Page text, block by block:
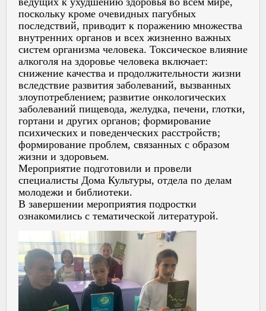
поскольку кроме очевидных пагубных
последствий, приводит к поражению множества
внутренних органов и всех жизненно важных
систем организма человека. Токсическое влияние
алкоголя на здоровье человека включает:
снижение качества и продолжительности жизни
вследствие развития заболеваний, вызванных
злоупотреблением; развитие онкологических
заболеваний пищевода, желудка, печени, глотки,
гортани и других органов; формирование
психических и поведенческих расстройств;
формирование проблем, связанных с образом
жизни и здоровьем.
Мероприятие подготовили и провели
специалисты Дома Культуры, отдела по делам
молодежи и библиотеки.
В завершении мероприятия подростки
ознакомились с тематической литературой.